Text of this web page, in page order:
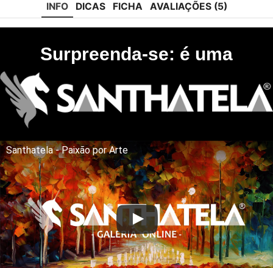
INFO DICAS FICHA AVALIAÇÕES (5)
Surpreenda-se: é uma
Santhatela - Paixão por Arte